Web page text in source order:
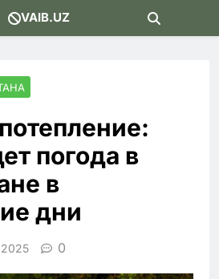
VAIB.UZ
погода в
в
дни
0